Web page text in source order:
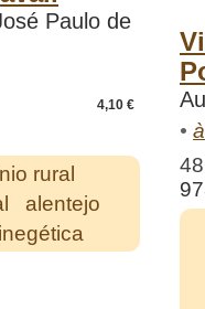
Paulo de
4,10 €
rural
alentejo
•